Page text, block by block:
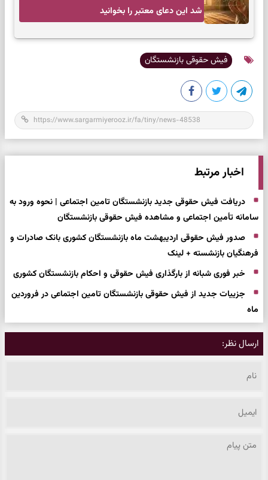
شد این دعای معتبر را بخوانید
فیش حقوقی بازنشستگان
اخبار مرتبط
دریافت فیش حقوقی جدید بازنشستگان تامین اجتماعی | نحوه ورود به
سامانه تأمین اجتماعی و مشاهده فیش حقوقی بازنشستگان
صدور فیش حقوقی اردیبهشت ماه بازنشستگان کشوری بانک صادرات و
فرهنگیان بازنشسته + لینک
خبر فوری شبانه از بارگذاری فیش حقوقی و احکام بازنشستگان کشوری
جزییات جدید از فیش حقوقی بازنشستگان تامین اجتماعی در فروردین
ماه
ارسال نظر: